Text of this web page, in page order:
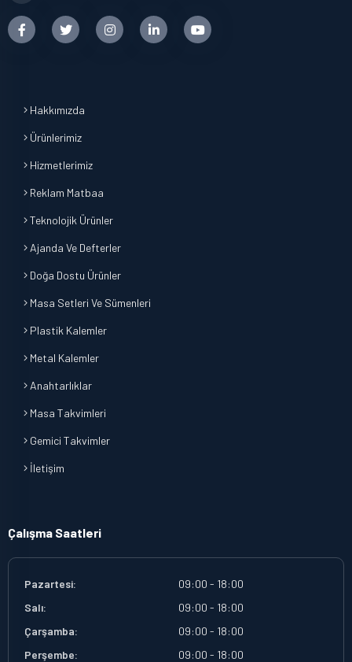
Hakkımızda
Ürünlerimiz
Hizmetlerimiz
Reklam Matbaa
Teknolojik Ürünler
Ajanda Ve Defterler
Doğa Dostu Ürünler
Masa Setleri Ve Sümenleri
Plastik Kalemler
Metal Kalemler
Anahtarlıklar
Masa Takvimleri
Gemici Takvimler
İletişim
Çalışma Saatleri
Pazartesi:
09:00 - 18:00
Salı:
09:00 - 18:00
Çarşamba:
09:00 - 18:00
Perşembe:
09:00 - 18:00